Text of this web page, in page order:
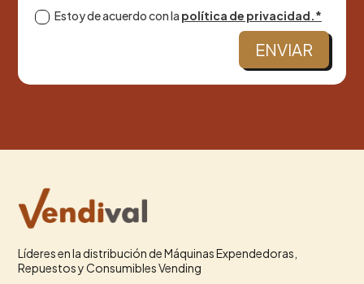
Estoy de acuerdo con la política de privacidad.*
ENVIAR
Líderes en la distribución de Máquinas Expendedoras,
Repuestos y Consumibles Vending